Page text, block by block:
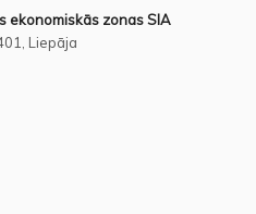
ekonomiskās zonas SIA
Liepāja